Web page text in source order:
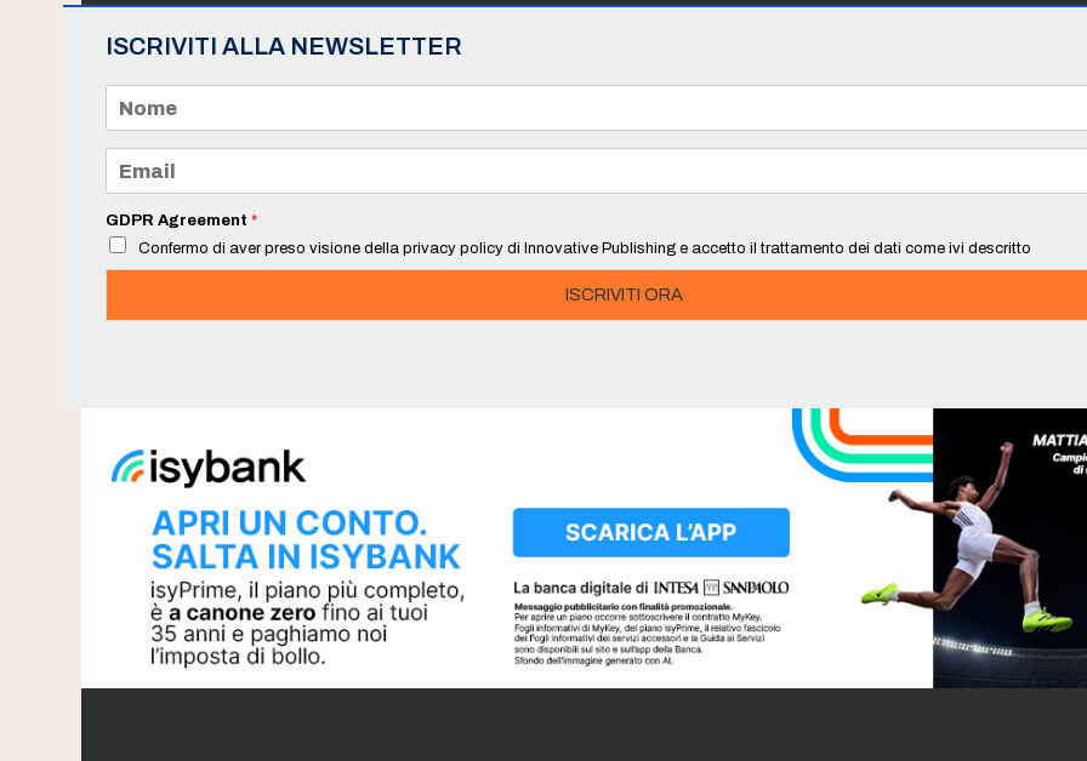
ISCRIVITI ALLA NEWSLETTER
m
e
a
i
*
GDPR Agreement *
Confermo di aver preso visione della privacy policy di Innovative Publishing e accetto il trattamento dei dati come ivi descritto
ISCRIVITI ORA